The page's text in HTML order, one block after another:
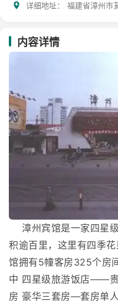
详细地址： 福建省漳州市
内容详情
漳州宾馆是一家四星
积逾百里，这里有四季
馆拥有5幢客房325个房
中 四星级旅游饭店——
房 豪华三套房—套房单